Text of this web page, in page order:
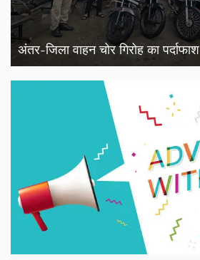
अंतर-जिला वाहन चोर गिरोह का पर्दाफाश